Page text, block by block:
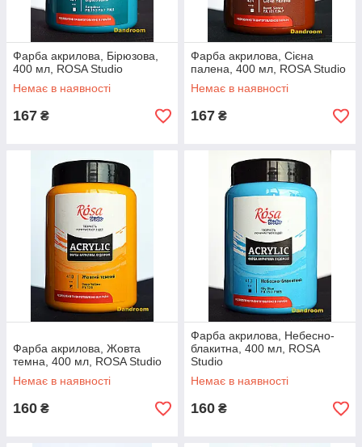
Фарба акрилова, Бірюзова,
400 мл, ROSA Studio
Немає в наявності
167 ₴
Фарба акрилова, Сієна
палена, 400 мл, ROSA Studio
Немає в наявності
167 ₴
Фарба акрилова, Жовта
темна, 400 мл, ROSA Studio
Немає в наявності
160 ₴
Фарба акрилова, Небесно-
блакитна, 400 мл, ROSA
Studio
Немає в наявності
160 ₴